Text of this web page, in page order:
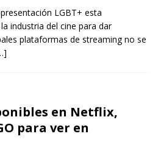
LGBT+ esta
industria del cine para dar
plataformas de streaming no se
en Netflix,
para ver en